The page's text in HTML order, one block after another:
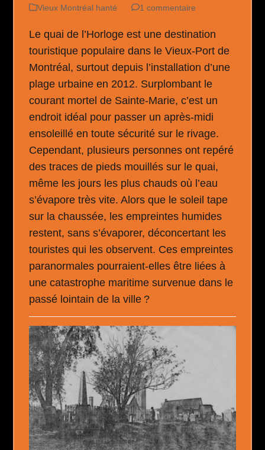
Vieux Montréal hanté 1 commentaire
Le quai de l’Horloge est une destination
touristique populaire dans le Vieux-Port de
Montréal, surtout depuis l’installation d’une
plage urbaine en 2012. Surplombant le
courant mortel de Sainte-Marie, c’est un
endroit idéal pour passer un après-midi
ensoleillé en toute sécurité sur le rivage.
Cependant, plusieurs personnes ont repéré
des traces de pieds mouillés sur le quai,
même les jours les plus chauds où l’eau
s’évapore très vite. Alors que le soleil tape
sur la chaussée, les empreintes humides
restent, sans s’évaporer, déconcertant les
touristes qui les observent. Ces empreintes
paranormales pourraient-elles être liées à
une catastrophe maritime survenue dans le
passé lointain de la ville ?